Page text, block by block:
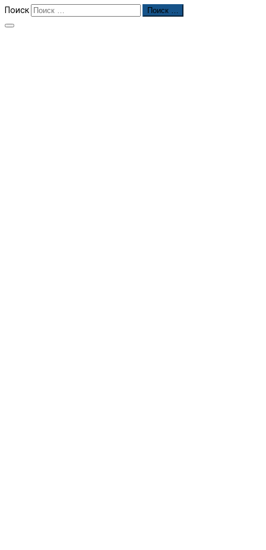
Поиск Поиск …